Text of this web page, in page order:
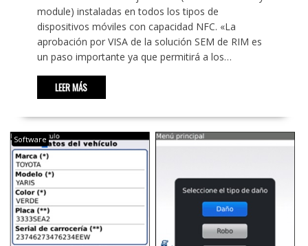
module) instaladas en todos los tipos de
dispositivos móviles con capacidad NFC. «La
aprobación por VISA de la solución SEM de RIM es
un paso importante ya que permitirá a los…
LEER MÁS
Software